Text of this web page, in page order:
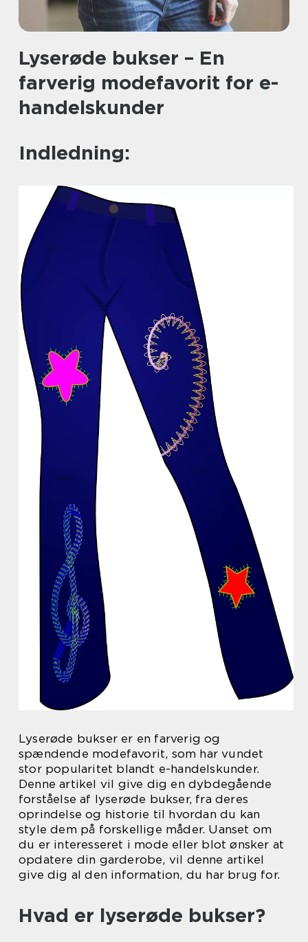
Lyserøde bukser – En
farverig modefavorit for e-
handelskunder
Indledning:
Lyserøde bukser er en farverig og
spændende modefavorit, som har vundet
stor popularitet blandt e-handelskunder.
Denne artikel vil give dig en dybdegående
forståelse af lyserøde bukser, fra deres
oprindelse og historie til hvordan du kan
style dem på forskellige måder. Uanset om
du er interesseret i mode eller blot ønsker at
opdatere din garderobe, vil denne artikel
give dig al den information, du har brug for.
Hvad er lyserøde bukser?